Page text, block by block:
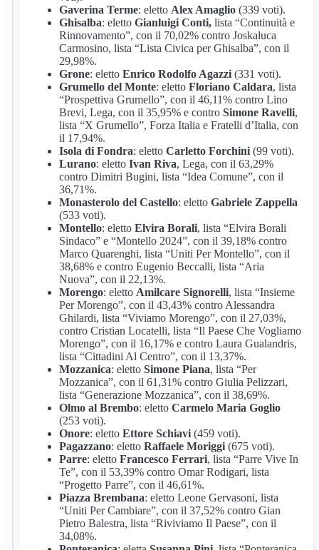
Gaverina Terme: eletto Alex Amaglio (339 voti).
Ghisalba: elettoGianluigi Conti, lista “Continuità e
Rinnovamento”, con il 70,02% contro Joskaluca
Carmosino, lista “Lista Civica per Ghisalba”, con il
29,98%.
Grone: elettoEnrico Rodolfo Agazzi (331 voti).
Grumello del Monte: elettoFloriano Caldara, lista
“Prospettiva Grumello”, con il 46,11% contro Lino
Brevi, Lega, con il 35,95% e contro Simone Ravelli,
lista “X Grumello”, Forza Italia e Fratelli d’Italia, con
il 17,94%.
Isola di Fondra: elettoCarletto Forchini (99 voti).
Lurano: elettoIvan Riva, Lega, con il 63,29%
contro Dimitri Bugini, lista “Idea Comune”, con il
36,71%.
Monasterolo del Castello: elettoGabriele Zappella
(533 voti).
Montello: elettoElvira Borali, lista “Elvira Borali
Sindaco” e “Montello 2024”, con il 39,18% contro
Marco Quarenghi, lista “Uniti Per Montello”, con il
38,68% e contro Eugenio Beccalli, lista “Aria
Nuova”, con il 22,13%.
Morengo: eletto Amilcare Signorelli, lista “Insieme
Per Morengo”, con il 43,43% contro Alessandra
Ghilardi, lista “Viviamo Morengo”, con il 27,03%,
contro Cristian Locatelli, lista “Il Paese Che Vogliamo
Morengo”, con il 16,17% e contro Laura Gualandris,
lista “Cittadini Al Centro”, con il 13,37%.
Mozzanica: elettoSimone Piana, lista “Per
Mozzanica”, con il 61,31% contro Giulia Pelizzari,
lista “Generazione Mozzanica”, con il 38,69%.
Olmo al Brembo: elettoCarmelo Maria Goglio
(253 voti).
Onore: elettoEttore Schiavi (459 voti).
Pagazzano: elettoRaffaele Moriggi (675 voti).
Parre: elettoFrancesco Ferrari, lista “Parre Vive In
Te”, con il 53,39% contro Omar Rodigari, lista
“Progetto Parre”, con il 46,61%.
Piazza Brembana: eletto Leone Gervasoni, lista
“Uniti Per Cambiare”, con il 37,52% contro Gian
Pietro Balestra, lista “Riviviamo Il Paese”, con il
34,08%.